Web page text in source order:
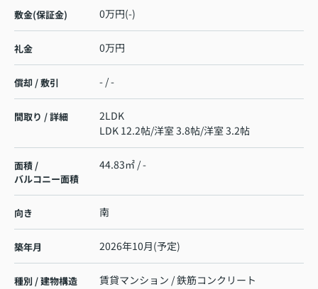
敷金(保証金) 0万円(-)
礼金 0万円
償却 / 敷引 - / -
間取り / 詳細
2LDK
LDK 12.2帖/洋室 3.8帖/洋室 3.2帖
面積 /
バルコニー面積
44.83㎡ / -
向き 南
築年月 2026年10月(予定)
種別 / 建物構造 賃貸マンション / 鉄筋コンクリート